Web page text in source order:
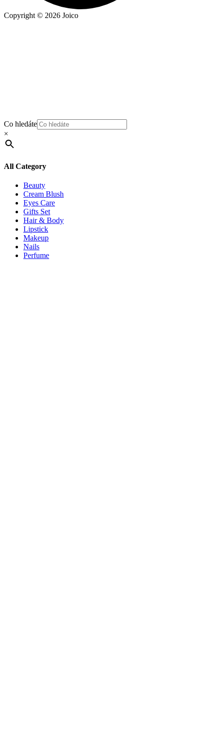
Copyright © 2026 Joico
Co hledáte
×
All Category
Beauty
Cream Blush
Eyes Care
Gifts Set
Hair & Body
Lipstick
Makeup
Nails
Perfume